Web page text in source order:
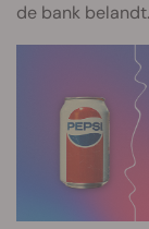
de bank belandt.